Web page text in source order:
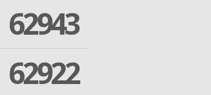
62943
62922